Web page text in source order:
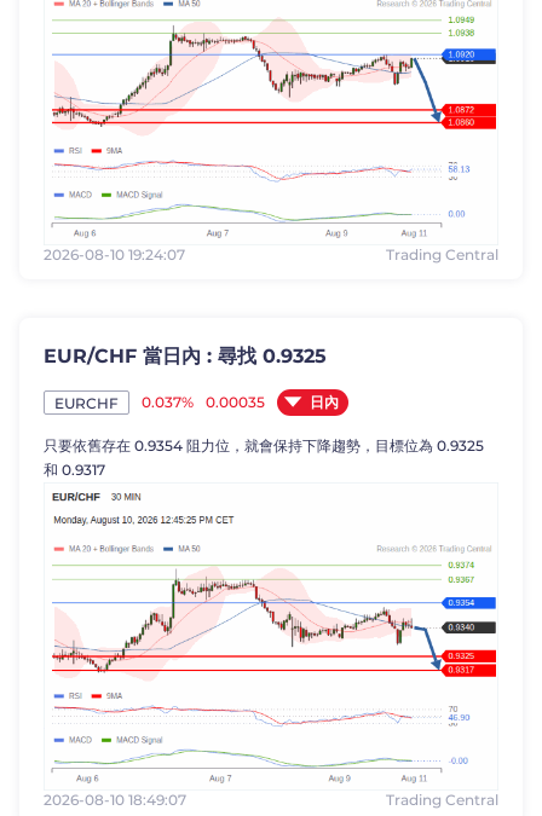
2026-08-10 19:24:07 Trading Central
EUR/CHF 當日內 : 尋找 0.9325
EURCHF 0.037% 0.00035 日內
只要依舊存在 0.9354 阻力位，就會保持下降趨勢，目標位為 0.9325
和 0.9317
2026-08-10 18:49:07 Trading Central